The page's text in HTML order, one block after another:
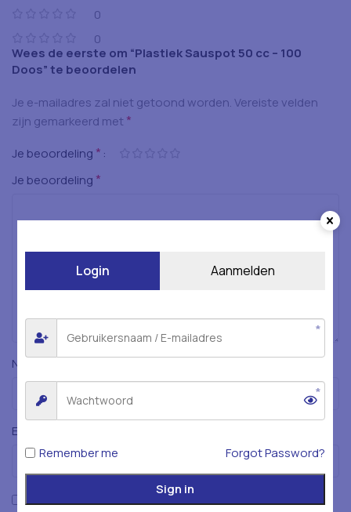
0
0
Wees de eerste om “Plastiek Sauspot 50 cc – 100
Doos” te beoordelen
Je e-mailadres zal niet getoond worden.Vereiste velden
zijn gemarkeerd met *
Je beoordeling *
Je beoordeling *
Naam *
E-mail
Mijn naam, e-mailadres en website opslaan in deze
Login Aanmelden
Remember me Forgot Password?
Sign in